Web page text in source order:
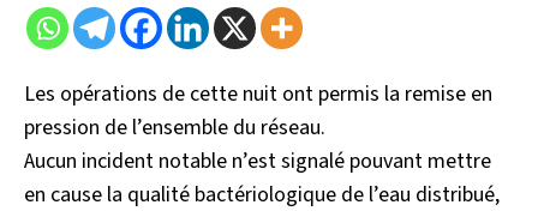
Les opérations de cette nuit ont permis la remise en
pression de l’ensemble du réseau.
Aucun incident notable n’est signalé pouvant mettre
en cause la qualité bactériologique de l’eau distribué,